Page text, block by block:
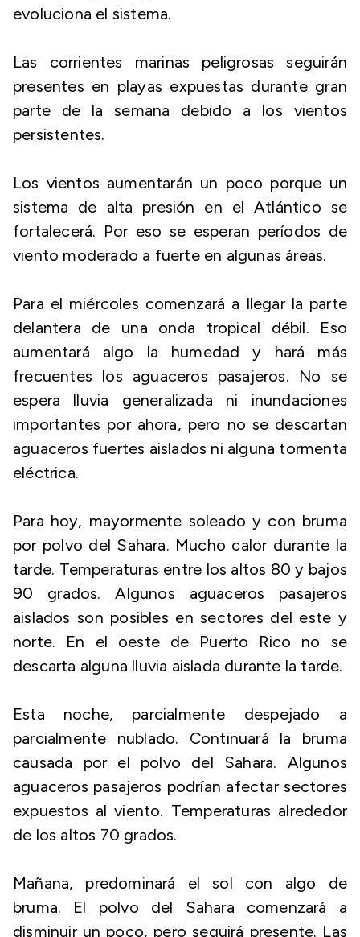
evoluciona el sistema.
Las corrientes marinas peligrosas seguirán
presentes en playas expuestas durante gran
parte de la semana debido a los vientos
persistentes.
Los vientos aumentarán un poco porque un
sistema de alta presión en el Atlántico se
fortalecerá. Por eso se esperan períodos de
viento moderado a fuerte en algunas áreas.
Para el miércoles comenzará a llegar la parte
delantera de una onda tropical débil. Eso
aumentará algo la humedad y hará más
frecuentes los aguaceros pasajeros. No se
espera lluvia generalizada ni inundaciones
importantes por ahora, pero no se descartan
aguaceros fuertes aislados ni alguna tormenta
eléctrica.
Para hoy, mayormente soleado y con bruma
por polvo del Sahara. Mucho calor durante la
tarde. Temperaturas entre los altos 80 y bajos
90 grados. Algunos aguaceros pasajeros
aislados son posibles en sectores del este y
norte. En el oeste de Puerto Rico no se
descarta alguna lluvia aislada durante la tarde.
Esta noche, parcialmente despejado a
parcialmente nublado. Continuará la bruma
causada por el polvo del Sahara. Algunos
aguaceros pasajeros podrían afectar sectores
expuestos al viento. Temperaturas alrededor
de los altos 70 grados.
Mañana, predominará el sol con algo de
bruma. El polvo del Sahara comenzará a
disminuir un poco, pero seguirá presente. Las